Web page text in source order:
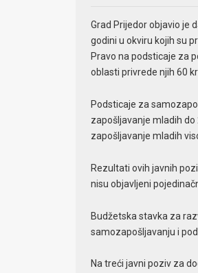
Grad Prijedor objavio je
godini u okviru kojih su
Pravo na podsticaje za
oblasti privrede njih 60
Podsticaje za
zapošljavanje mladih
zapošljavanje mladih
Rezultati ovih javnih
nisu objavljeni
Budžetska stavka za
samozapošljavanju i
Na treći javni poziv za